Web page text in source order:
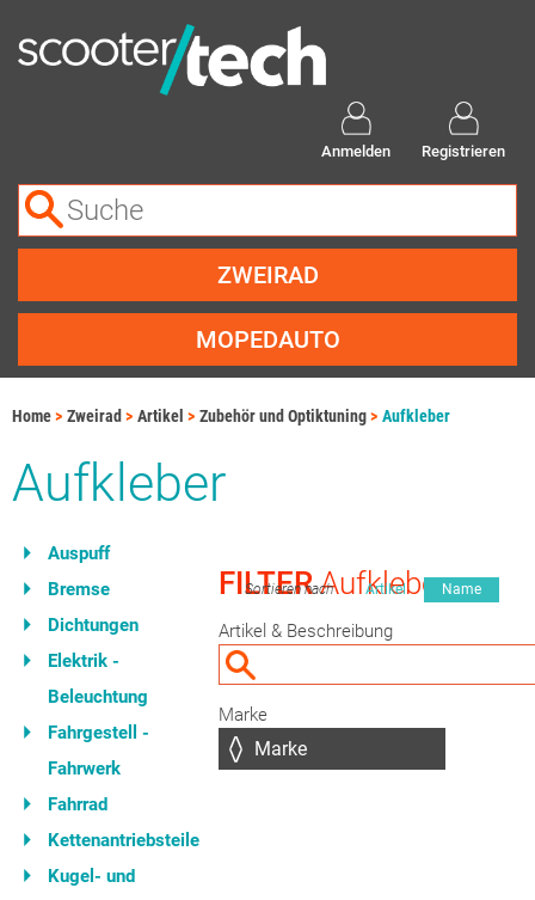
Anmelden Registrieren
ZWEIRAD
MOPEDAUTO
Home Zweirad Artikel Zubehör und Optiktuning Aufkleber
Aufkleber
Auspuff
Bremse
Dichtungen
Elektrik -
Beleuchtung
Fahrgestell -
Fahrwerk
Fahrrad
Kettenantriebsteile
Kugel- und
FILTERAufkleber
Sortieren nach Artikel Name
Artikel & Beschreibung
Marke